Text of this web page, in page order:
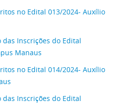
no Edital 013/2024- Auxílio
das Inscrições do Edital
Manaus
no Edital 014/2024- Auxílio
das Inscrições do Edital